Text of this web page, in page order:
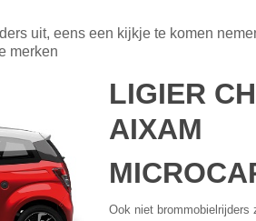
uit, eens een kijkje te komen
merken
LIGIER
AIXAM
Ook niet brommobielrijders